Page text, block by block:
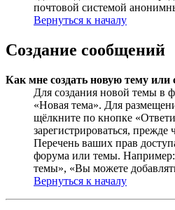
почтовой системой
Вернуться к началу
Создание сообщений
Как мне создать новую тему или
Для создания новой темы в
«Новая тема». Для
щёлкните по кнопке
зарегистрироваться,
Перечень ваших прав
форума или темы.
темы», «Вы можете
Вернуться к началу